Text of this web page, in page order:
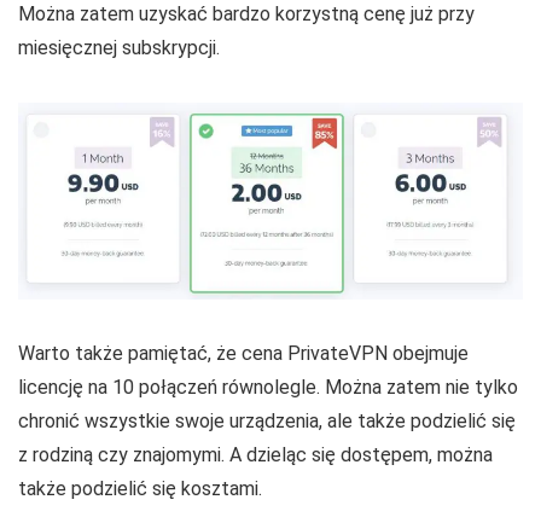
Można zatem uzyskać bardzo korzystną cenę już przy
miesięcznej subskrypcji.
Warto także pamiętać, że cena PrivateVPN obejmuje
licencję na 10 połączeń równolegle. Można zatem nie tylko
chronić wszystkie swoje urządzenia, ale także podzielić się
z rodziną czy znajomymi. A dzieląc się dostępem, można
także podzielić się kosztami.